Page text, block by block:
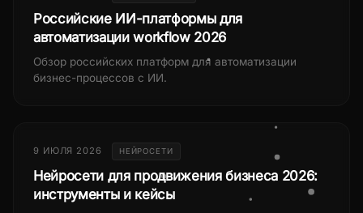
Российские ИИ-платформы для
автоматизации workflow 2026
Обзор российских платформ для автоматизации
бизнес-процессов с ИИ.
9 ИЮЛЯ 2026 НЕЙРОСЕТИ
Нейросети для продвижения бизнеса 2026:
инструменты и кейсы